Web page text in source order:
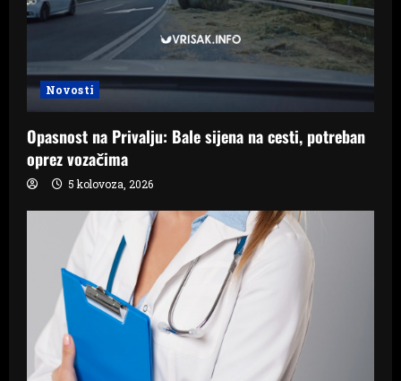
Novosti
Opasnost na Privalju: Bale sijena na cesti, potreban
oprez vozačima
5 kolovoza, 2026